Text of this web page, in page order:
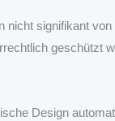
signifikant
geschützt
Design